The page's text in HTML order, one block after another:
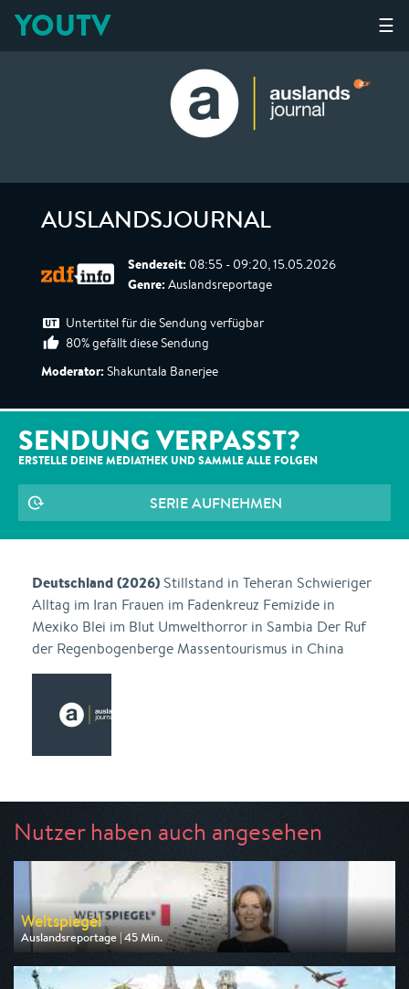
☰
YOUTV
AUSLANDSJOURNAL
Sendezeit: 08:55 - 09:20, 15.05.2026
Genre: Auslandsreportage
Untertitel für die Sendung verfügbar
80% gefällt diese Sendung
Moderator: Shakuntala Banerjee
SENDUNG VERPASST?
ERSTELLE DEINE MEDIATHEK UND SAMMLE ALLE FOLGEN
SERIE AUFNEHMEN
Deutschland (2026) Stillstand in Teheran Schwieriger
Alltag im Iran Frauen im Fadenkreuz Femizide in
Mexiko Blei im Blut Umwelthorror in Sambia Der Ruf
der Regenbogenberge Massentourismus in China
Nutzer haben auch angesehen
Weltspiegel
Auslandsreportage | 45 Min.
Ausgestrahlt von ARD
am 09.08.2026, 19:15